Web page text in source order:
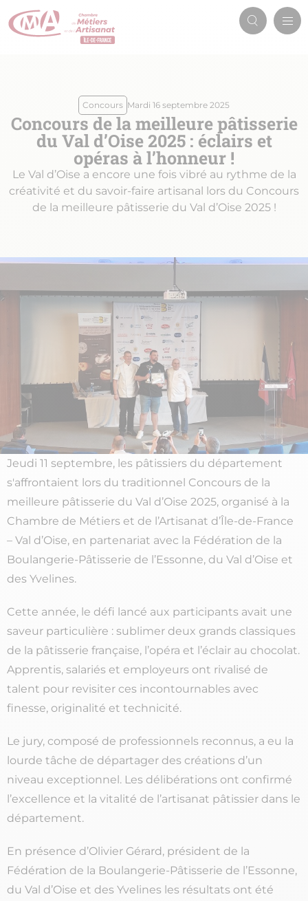
Aller
au
Concours Mardi 16 septembre 2025
Concours de la meilleure pâtisserie
du Val d’Oise 2025 : éclairs et
opéras à l’honneur !
Le Val d’Oise a encore une fois vibré au rythme de la
créativité et du savoir-faire artisanal lors du Concours
de la meilleure pâtisserie du Val d’Oise 2025 !
Jeudi 11 septembre, les pâtissiers du département
s'affrontaient lors du traditionnel Concours de la
meilleure pâtisserie du Val d’Oise 2025, organisé à la
Chambre de Métiers et de l’Artisanat d’Île-de-France
– Val d’Oise, en partenariat avec la Fédération de la
Boulangerie-Pâtisserie de l’Essonne, du Val d’Oise et
des Yvelines.
Cette année, le défi lancé aux participants avait une
saveur particulière : sublimer deux grands classiques
de la pâtisserie française, l’opéra et l’éclair au chocolat.
Apprentis, salariés et employeurs ont rivalisé de
talent pour revisiter ces incontournables avec
finesse, originalité et technicité.
Le jury, composé de professionnels reconnus, a eu la
lourde tâche de départager des créations d’un
niveau exceptionnel. Les délibérations ont confirmé
l’excellence et la vitalité de l’artisanat pâtissier dans le
département.
En présence d’Olivier Gérard, président de la
Fédération de la Boulangerie-Pâtisserie de l’Essonne,
du Val d’Oise et des Yvelines les résultats ont été